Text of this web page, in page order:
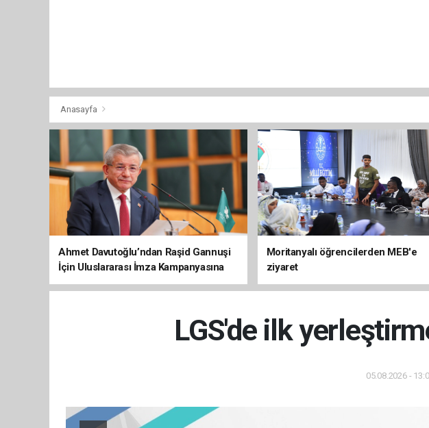
Anasayfa
Ahmet Davutoğlu’ndan Raşid Gannuşi
İçin Uluslararası İmza Kampanyasına
Destek
Moritanyalı öğrencilerden MEB'e
ziyaret
LGS'de ilk
05.08.2026 -